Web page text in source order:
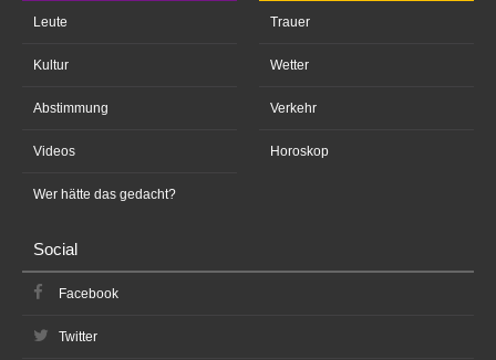
Leute
Kultur
Abstimmung
Videos
Wer hätte das gedacht?
Trauer
Wetter
Verkehr
Horoskop
Social
Facebook
Twitter